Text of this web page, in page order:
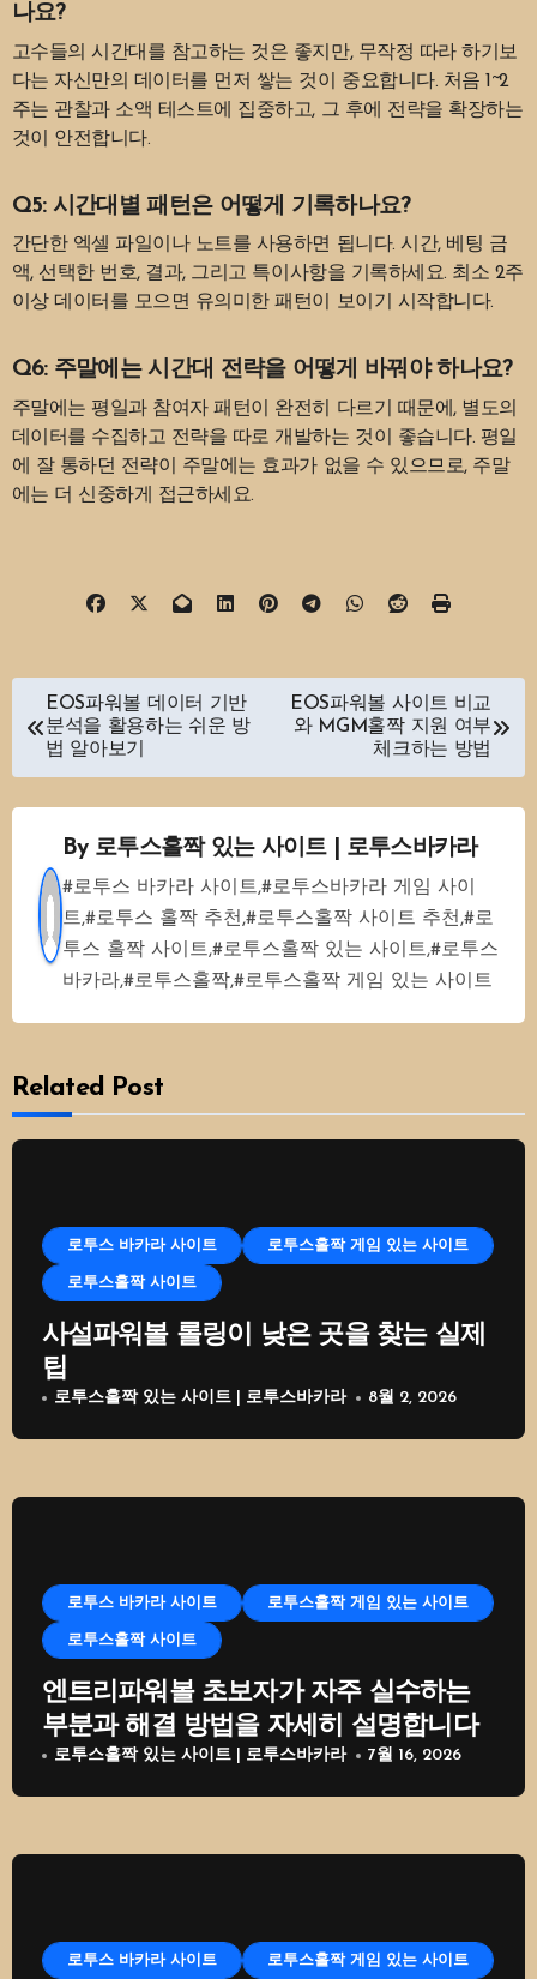
나요?
고수들의 시간대를 참고하는 것은 좋지만, 무작정 따라 하기보
다는 자신만의 데이터를 먼저 쌓는 것이 중요합니다. 처음 1~2
주는 관찰과 소액 테스트에 집중하고, 그 후에 전략을 확장하는
것이 안전합니다.
Q5: 시간대별 패턴은 어떻게 기록하나요?
간단한 엑셀 파일이나 노트를 사용하면 됩니다. 시간, 베팅 금
액, 선택한 번호, 결과, 그리고 특이사항을 기록하세요. 최소 2주
이상 데이터를 모으면 유의미한 패턴이 보이기 시작합니다.
Q6: 주말에는 시간대 전략을 어떻게 바꿔야 하나요?
주말에는 평일과 참여자 패턴이 완전히 다르기 때문에, 별도의
데이터를 수집하고 전략을 따로 개발하는 것이 좋습니다. 평일
에 잘 통하던 전략이 주말에는 효과가 없을 수 있으므로, 주말
에는 더 신중하게 접근하세요.
탐
색
EOS파워볼 데이터 기반
분석을 활용하는 쉬운 방
법 알아보기
EOS파워볼 사이트 비교
와 MGM홀짝 지원 여부
체크하는 방법
By 로투스홀짝 있는 사이트 | 로투스바카라
#로투스 바카라 사이트,#로투스바카라 게임 사이
트,#로투스 홀짝 추천,#로투스홀짝 사이트 추천,#로
투스 홀짝 사이트,#로투스홀짝 있는 사이트,#로투스
바카라,#로투스홀짝,#로투스홀짝 게임 있는 사이트
Related Post
로투스 바카라 사이트 로투스홀짝 게임 있는 사이트
로투스홀짝 사이트
사설파워볼 롤링이 낮은 곳을 찾는 실제
팁
로투스홀짝 있는 사이트 | 로투스바카라 8월 2, 2026
로투스 바카라 사이트 로투스홀짝 게임 있는 사이트
로투스홀짝 사이트
엔트리파워볼 초보자가 자주 실수하는
부분과 해결 방법을 자세히 설명합니다
로투스홀짝 있는 사이트 | 로투스바카라 7월 16, 2026
로투스 바카라 사이트 로투스홀짝 게임 있는 사이트